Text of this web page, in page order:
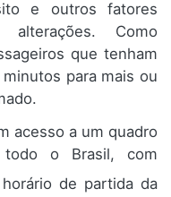
e outros fatores
Como
que tenham
para mais ou
acesso a um quadro
o Brasil, com
de partida da